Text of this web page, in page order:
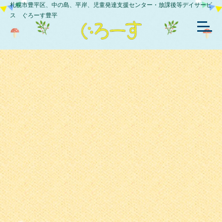
札幌市豊平区、中の島、平岸、児童発達支援センター・放課後等デイサービ
ス ぐろーす豊平